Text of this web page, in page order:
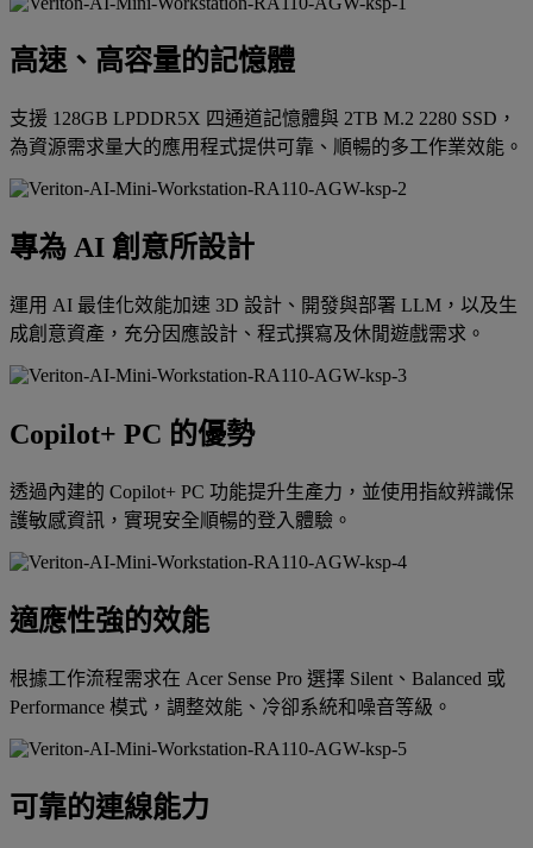
高速、高容量的記憶體
支援 128GB LPDDR5X 四通道記憶體與 2TB M.2 2280 SSD，
為資源需求量大的應用程式提供可靠、順暢的多工作業效能。
專為 AI 創意所設計
運用 AI 最佳化效能加速 3D 設計、開發與部署 LLM，以及生
成創意資產，充分因應設計、程式撰寫及休閒遊戲需求。
Copilot+ PC 的優勢
透過內建的 Copilot+ PC 功能提升生產力，並使用指紋辨識保
護敏感資訊，實現安全順暢的登入體驗。
適應性強的效能
根據工作流程需求在 Acer Sense Pro 選擇 Silent、Balanced 或
Performance 模式，調整效能、冷卻系統和噪音等級。
可靠的連線能力